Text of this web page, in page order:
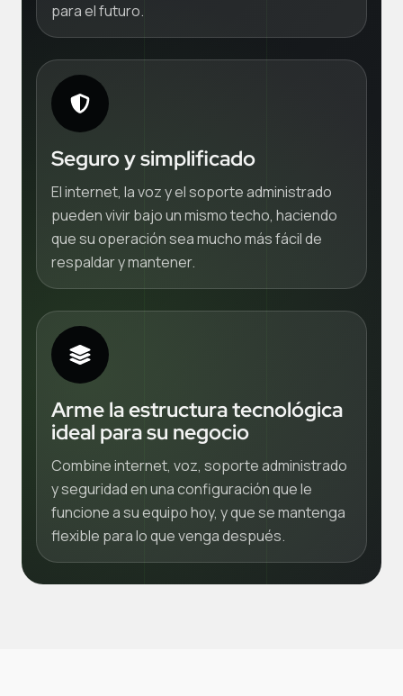
para el futuro.
Seguro y simplificado
El internet, la voz y el soporte administrado
pueden vivir bajo un mismo techo, haciendo
que su operación sea mucho más fácil de
respaldar y mantener.
Arme la estructura tecnológica
ideal para su negocio
Combine internet, voz, soporte administrado
y seguridad en una configuración que le
funcione a su equipo hoy, y que se mantenga
flexible para lo que venga después.